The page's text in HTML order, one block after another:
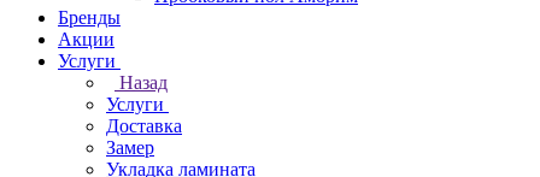
Бренды
Акции
Услуги
Назад
Услуги
Доставка
Замер
Укладка ламината